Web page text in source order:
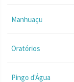
Manhuaçu
Oratórios
Pingo d'Água